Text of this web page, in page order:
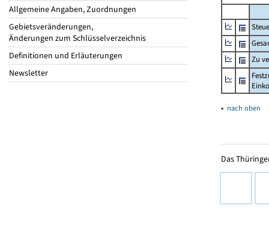
Allgemeine Angaben, Zuordnungen
Gebietsveränderungen,
Änderungen zum Schlüsselverzeichnis
Definitionen und Erläuterungen
Newsletter
Zu
▴ nach oben
Das